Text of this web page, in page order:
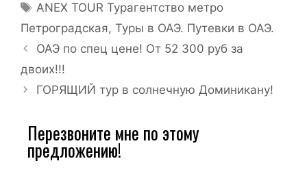
ANEX TOUR Турагентство метро
Петроградская, Туры в ОАЭ. Путевки в ОАЭ.
ОАЭ по спец цене! От 52 300 руб за
двоих!!!
ГОРЯЩИЙ тур в солнечную Доминикану!
Перезвоните мне по этому
предложению!